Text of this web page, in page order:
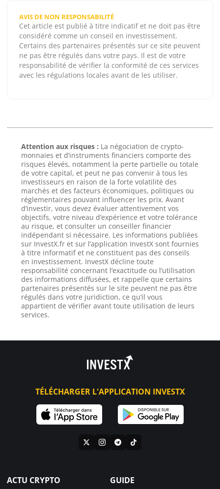
AVIS DE NON RESPONSABILITÉ
Cet article est publié à titre indicatif et ne doit pas être
considéré comme un conseil en investissement.
Certains des partenaires présentés sur ce site peuvent
ne pas être régulés dans votre pays. Il est de votre
responsabilité de vérifier la conformité de ces services
avec les régulations locales avant de les utiliser.
Attention aux risques : La négociation de crypto-
monnaies et d’instruments financiers comporte des
risques élevés, notamment la perte partielle ou totale
de votre capital, et peut ne pas convenir à tous les
investisseurs en raison de la forte volatilité des
marchés et des facteurs économiques, politiques ou
réglementaires pouvant influencer les prix. Avant
d’investir, vous devez évaluer attentivement vos
objectifs, votre niveau d’expérience et votre tolérance
au risque, et consulter un conseiller financier
indépendant si nécessaire. Les informations publiées
sur InvestX.fr et sur l’application InvestX sont fournies
à titre informatif et ne constituent pas des conseils
en investissement. InvestX décline toute
responsabilité concernant l’exactitude ou l’utilisation
des informations diffusées, et rappelle que certains
partenaires présentés sur le site peuvent ne pas être
régulés dans votre juridiction, ce qu’il vous
appartient de vérifier avant toute utilisation de leurs
services.
TÉLÉCHARGER L'APPLICATION INVESTX
ACTU CRYPTO GUIDE